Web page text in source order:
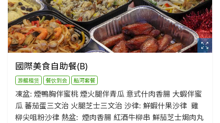
國際美食自助餐(B)
游艇租赁 餐饮到会 船河套餐
凍盆: 煙鴨胸伴蜜桃 煙火腿伴青瓜 意式什肉香腸 大蝦伴蜜
瓜 蕃茄蛋三文治 火腿芝士三文治 沙律: 鮮蝦什果沙律 雞
柳尖咀粉沙律 熱盆: 煙肉香腸 紅酒牛柳串 鮮茄芝士焗肉丸